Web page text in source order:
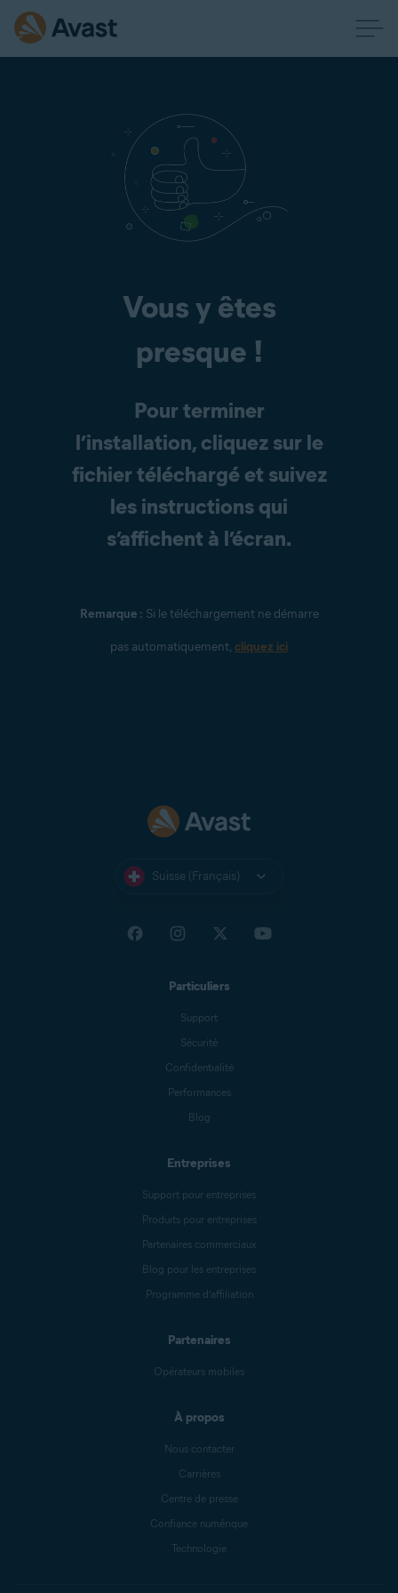
Vous y êtes
presque !
Pour terminer
l’installation, cliquez sur le
fichier téléchargé et suivez
les instructions qui
s’affichent à l’écran.
Remarque : Si le téléchargement ne démarre
pas automatiquement, cliquez ici
Suisse (Français)
Particuliers
Support
Sécurité
Confidentialité
Performances
Blog
Entreprises
Support pour entreprises
Produits pour entreprises
Partenaires commerciaux
Blog pour les entreprises
Programme d’affiliation
Partenaires
Opérateurs mobiles
À propos
Nous contacter
Carrières
Centre de presse
Confiance numérique
Technologie